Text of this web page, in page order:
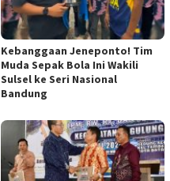
Kebanggaan Jeneponto! Tim
Muda Sepak Bola Ini Wakili
Sulsel ke Seri Nasional
Bandung